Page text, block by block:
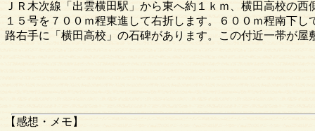
【感想・メモ】
ＪＲ木次線「出雲横田駅」から東へ約１ｋｍ、横田高校の
１５号を７００ｍ程東進して右折します。６００ｍ程南下
路右手に「横田高校」の石碑があります。この付近一帯が屋